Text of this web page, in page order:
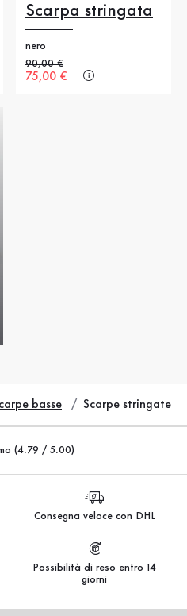
Scarpa stringata
nero
Prezzo precedente
90,00 €
Nuovo prezzo
75,00 €
basse Scarpe stringate
(4.79 / 5.00)
Consegna veloce con DHL
Possibilità di reso entro 14
giorni